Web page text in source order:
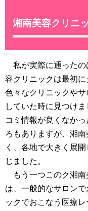
湘南美容クリニ
私が実際に通ったの
容クリニックは最初
色々なクリニックや
していた時に見つけ
コミ情報が良くなか
ろもありますが、湘
く、各地で大きく展
じました。
もう一つこのク湘南
は、一般的なサロン
ックでおこなう医療